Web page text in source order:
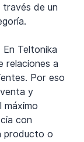
de un
En Teltonika
relaciones a
Por eso
y
máximo
con
producto o